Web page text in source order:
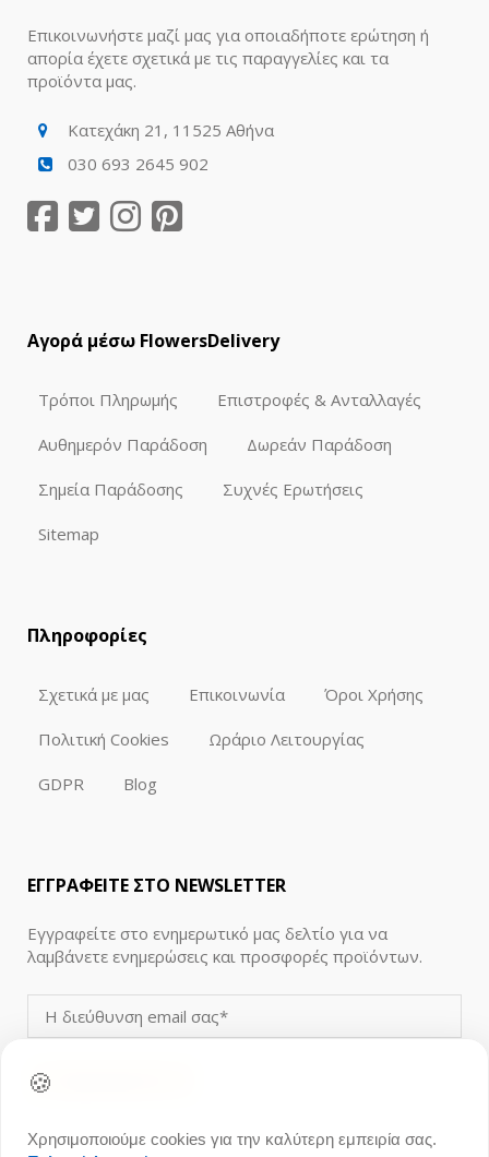
Επικοινωνήστε μαζί μας για οποιαδήποτε ερώτηση ή
απορία έχετε σχετικά με τις παραγγελίες και τα
προϊόντα μας.
Κατεχάκη 21, 11525 Αθήνα
030 693 2645 902
🍪
Χρησιμοποιούμε cookies για την καλύτερη εμπειρία σας.
Αγορά μέσω FlowersDelivery
Τρόποι Πληρωμής Επιστροφές & Ανταλλαγές
Αυθημερόν Παράδοση Δωρεάν Παράδοση
Σημεία Παράδοσης Συχνές Ερωτήσεις
Sitemap
Πληροφορίες
Σχετικά με μας Επικοινωνία Όροι Χρήσης
Πολιτική Cookies Ωράριο Λειτουργίας
GDPR Blog
ΕΓΓΡΑΦΕΙΤΕ ΣΤΟ NEWSLETTER
Εγγραφείτε στο ενημερωτικό μας δελτίο για να
λαμβάνετε ενημερώσεις και προσφορές προϊόντων.